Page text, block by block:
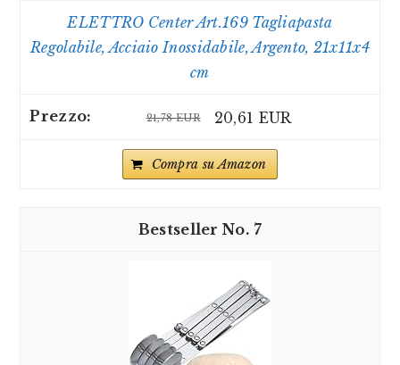
ELETTRO Center Art.169 Tagliapasta
Regolabile, Acciaio Inossidabile, Argento, 21x11x4
cm
21,78 EUR 20,61 EUR
Compra su Amazon
7